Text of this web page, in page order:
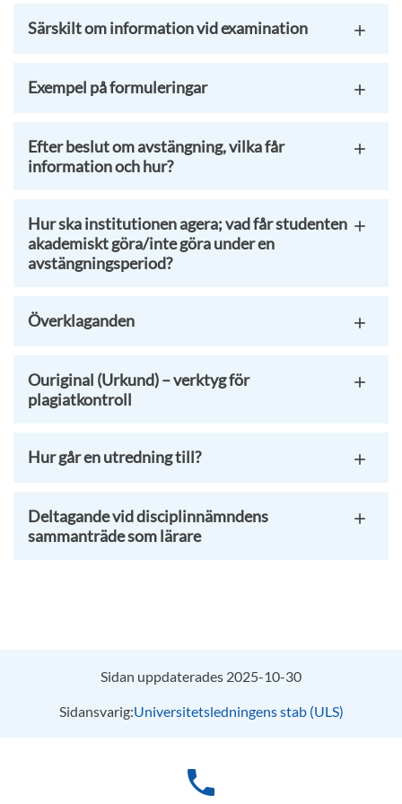
Särskilt om information vid examination
Exempel på formuleringar
Efter beslut om avstängning, vilka får
information och hur?
Hur ska institutionen agera; vad får studenten
akademiskt göra/inte göra under en
avstängningsperiod?
Överklaganden
Ouriginal (Urkund) – verktyg för
plagiatkontroll
Hur går en utredning till?
Deltagande vid disciplinnämndens
sammanträde som lärare
Sidan uppdaterades 2025-10-30
Sidansvarig:Universitetsledningens stab (ULS)
phone